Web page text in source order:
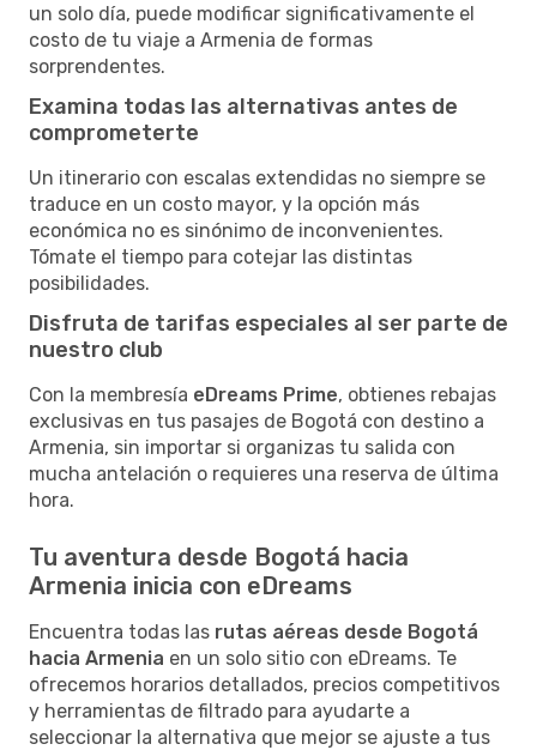
un solo día, puede modificar significativamente el
costo de tu viaje a Armenia de formas
sorprendentes.
Examina todas las alternativas antes de
comprometerte
Un itinerario con escalas extendidas no siempre se
traduce en un costo mayor, y la opción más
económica no es sinónimo de inconvenientes.
Tómate el tiempo para cotejar las distintas
posibilidades.
Disfruta de tarifas especiales al ser parte de
nuestro club
Con la membresía eDreams Prime, obtienes rebajas
exclusivas en tus pasajes de Bogotá con destino a
Armenia, sin importar si organizas tu salida con
mucha antelación o requieres una reserva de última
hora.
Tu aventura desde Bogotá hacia
Armenia inicia con eDreams
Encuentra todas las rutas aéreas desde Bogotá
hacia Armenia en un solo sitio con eDreams. Te
ofrecemos horarios detallados, precios competitivos
y herramientas de filtrado para ayudarte a
seleccionar la alternativa que mejor se ajuste a tus